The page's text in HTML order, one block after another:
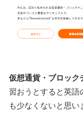
仮想通貨・ブロック
習おうとすると英語
も少なくないと思い